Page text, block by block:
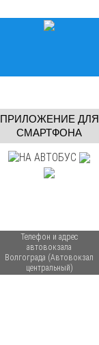
ПРИЛОЖЕНИЕ ДЛЯ
СМАРТФОНА
Телефон и адрес
автовокзала
Волгограда (Автовокзал
центральный)